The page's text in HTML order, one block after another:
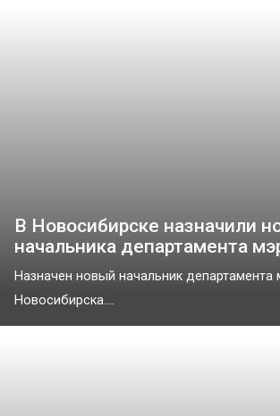
В Новосибирске назначили
начальника департамента
Назначен новый начальник департамента
Новосибирска....